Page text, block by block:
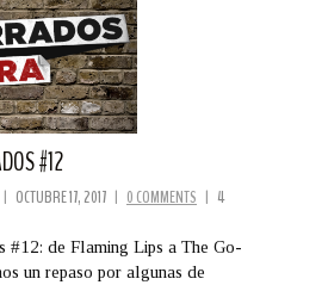
#12
| OCTUBRE 17, 2017 | 0 COMMENTS | 4
#12: de Flaming Lips a The Go-
un repaso por algunas de